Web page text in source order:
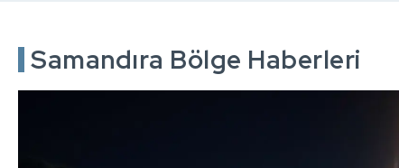
Samandıra Bölge Haberleri